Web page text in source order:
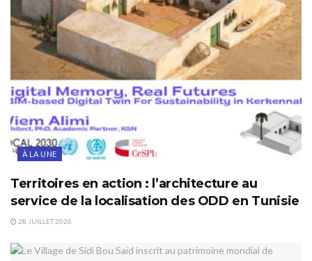
À LA UNE
Territoires en action : l’architecture au
service de la localisation des ODD en Tunisie
28 JUILLET 2026